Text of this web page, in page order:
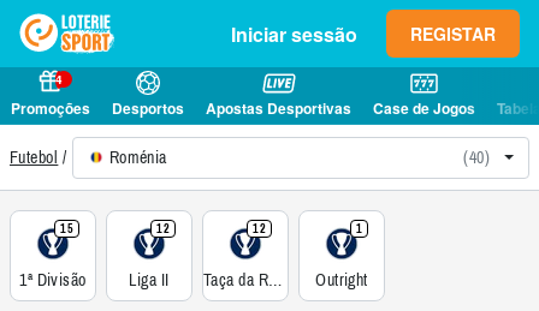
Iniciar sessão REGISTAR
4
Promoções Desportos Apostas Desportivas Case de Jogos
Futebol Roménia (40)
15
1ª Divisão
12
Liga II
12
Taça da Roménia
1
Outright